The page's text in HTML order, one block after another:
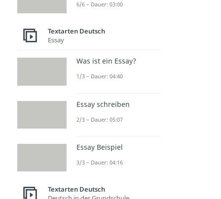
6/6 – Dauer: 03:00
Textarten Deutsch
Essay
Was ist ein Essay?
1/3 – Dauer: 04:40
Essay schreiben
2/3 – Dauer: 05:07
Essay Beispiel
3/3 – Dauer: 04:16
Textarten Deutsch